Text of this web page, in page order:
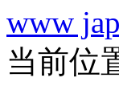
www
当前位